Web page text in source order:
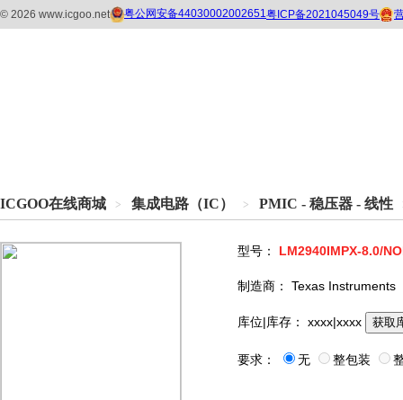
ICGOO在线商城 > 集成电路（IC） > PMIC - 稳压器 - 线性
型号： LM2940IMPX-8.0/
制造商： Texas Instruments
库位|库存： xxxx|xxxx 获取
要求： 无 整包装